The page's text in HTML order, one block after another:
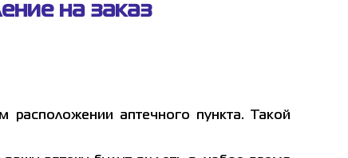
на заказ
аптечного пункта. Такой